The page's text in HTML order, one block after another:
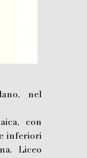
nel
con
inferiori
Liceo